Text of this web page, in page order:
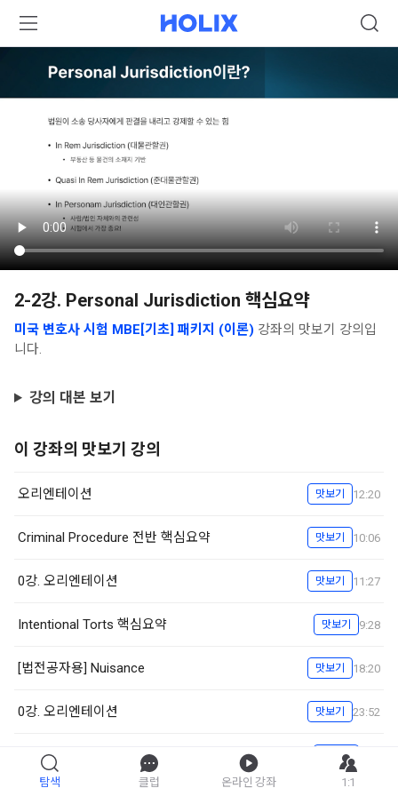
2-2강. Personal Jurisdiction 핵심요약
미국 변호사 시험 MBE[기초] 패키지 (이론) 강좌의 맛보기 강의입
니다.
강의 대본 보기
이 강좌의 맛보기 강의
오리엔테이션 맛보기 12:20
Criminal Procedure 전반 핵심요약 맛보기 10:06
0강. 오리엔테이션 맛보기 11:27
Intentional Torts 핵심요약 맛보기 9:28
[법전공자용] Nuisance 맛보기 18:20
0강. 오리엔테이션 맛보기 23:52
4-1강. Fee simple 핵심요약 맛보기
탐색 클럽 온라인 강좌 1:1